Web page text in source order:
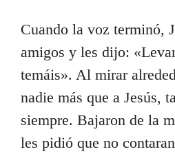
Cuando la voz terminó,
amigos y les dijo:
temáis». Al mirar
nadie más que a Jesús,
siempre. Bajaron de la
les pidió que no